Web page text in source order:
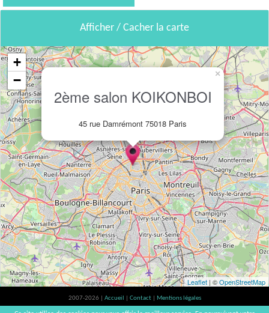
Afficher / Cacher la carte
2ème salon KOIKONBOI
45 rue Damrémont 75018 Paris
×
+
−
Leaflet | ©OpenStreetMap
2007-2026 | Accueil Contact
Mentions légales
L'abus d'alcool est dangereux pour la santé, à consommer avec modération. |